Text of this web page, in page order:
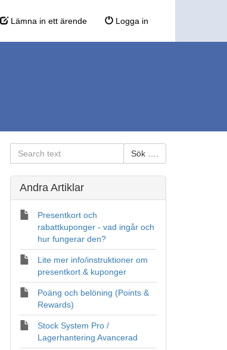
Lämna in ett ärende Logga in
Andra Artiklar
Presentkort och
rabattkuponger - vad ingår och
hur fungerar den?
Lite mer info/instruktioner om
presentkort & kuponger
Poäng och belöning (Points &
Rewards)
Stock System Pro /
Lagerhantering Avancerad